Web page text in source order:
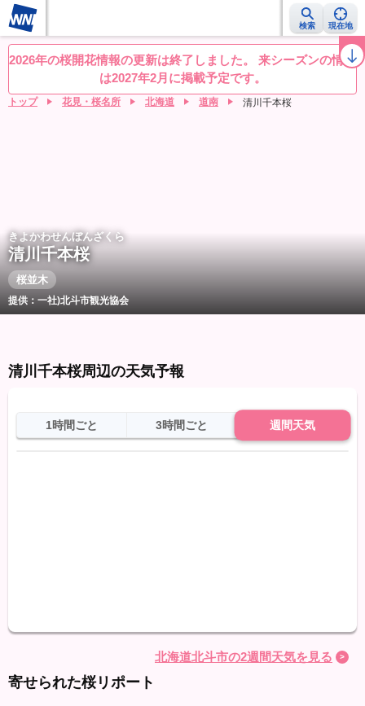
検索 現在地
桜レーダー 名所ランキング 桜開花予想NEWS お花見動画 目的別
2026年の桜開花情報の更新は終了しました。 来シーズンの情報
は2027年2月に掲載予定です。
トップ 花見・桜名所 北海道 道南 清川千本桜
きよかわせんぼんざくら
清川千本桜
桜並木
提供：一社)北斗市観光協会
清川千本桜周辺の天気予報
1時間ごと 3時間ごと 週間天気
北海道北斗市の2週間天気を見る
寄せられた桜リポート